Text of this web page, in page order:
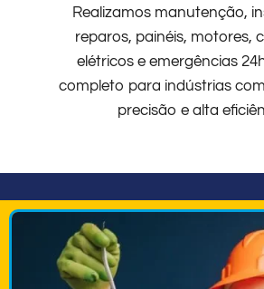
Realizamos manutenção,
reparos, painéis, motores,
elétricos e emergências
completo para indústrias
precisão e alta